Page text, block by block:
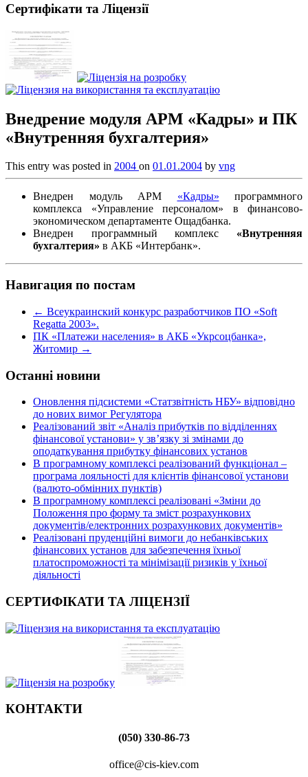
Сертифікати та Ліцензії
Внедрение модуля АРМ «Кадры» и ПК
«Внутренняя бухгалтерия»
This entry was posted in 2004 on 01.01.2004 by vng
Внедрен модуль АРМ «Кадры» программного
комплекса «Управление персоналом» в финансово-
экономическом департаменте Ощадбанка.
Внедрен программный комплекс «Внутренняя
бухгалтерия» в АКБ «Интербанк».
Навигация по постам
← Всеукраинский конкурс разработчиков ПО «Soft
Regatta 2003».
ПК «Платежи населения» в АКБ «Укрсоцбанка»,
Житомир →
Останні новини
Оновлення підсистеми «Статзвітність НБУ» відповідно
до нових вимог Регулятора
Реалізований звіт «Аналіз прибутків по відділеннях
фінансової установи» у зв’язку зі змінами до
оподаткування прибутку фінансових установ
В програмному комплексі реалізований функціонал –
програма лояльності для клієнтів фінансової установи
(валюто-обмінних пунктів)
В програмному комплексі реалізовані «Зміни до
Положення про форму та зміст розрахункових
документів/електронних розрахункових документів»
Реалізовані пруденційні вимоги до небанківських
фінансових установ для забезпечення їхньої
платоспроможності та мінімізації ризиків у їхньої
діяльності
СЕРТИФІКАТИ ТА ЛІЦЕНЗІЇ
КОНТАКТИ
(050) 330-86-73
office@cis-kiev.com